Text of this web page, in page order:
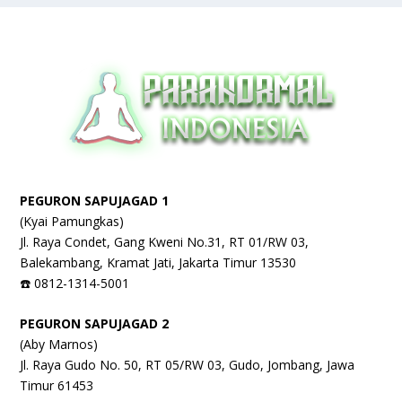
PEGURON SAPUJAGAD 1
(Kyai Pamungkas)
Jl. Raya Condet, Gang Kweni No.31, RT 01/RW 03,
Balekambang, Kramat Jati, Jakarta Timur 13530
☎️ 0812-1314-5001
PEGURON SAPUJAGAD 2
(Aby Marnos)
Jl. Raya Gudo No. 50, RT 05/RW 03, Gudo, Jombang, Jawa
Timur 61453